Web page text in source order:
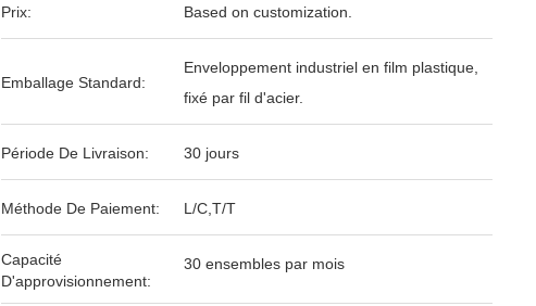
Prix: Based on customization.
Emballage Standard:
Enveloppement industriel en film plastique,
fixé par fil d'acier.
Période De Livraison: 30 jours
Méthode De Paiement: L/C,T/T
Capacité
D'approvisionnement:
30 ensembles par mois